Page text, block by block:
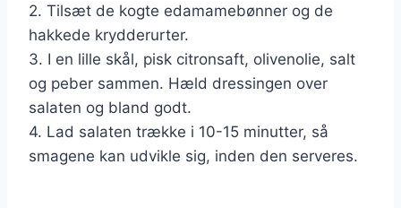
2. Tilsæt de kogte edamamebønner og de
hakkede krydderurter.
3. I en lille skål, pisk citronsaft, olivenolie, salt
og peber sammen. Hæld dressingen over
salaten og bland godt.
4. Lad salaten trække i 10-15 minutter, så
smagene kan udvikle sig, inden den serveres.